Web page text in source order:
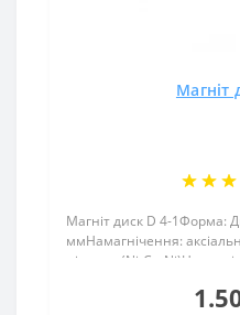
Магніт
Магніт диск D 4-1Форма:
ммНамагнічення:
нікель .: (Ni-Cu-
CНеодимовий магніт